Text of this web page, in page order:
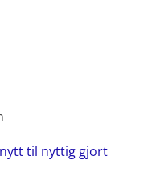
til nyttig gjort